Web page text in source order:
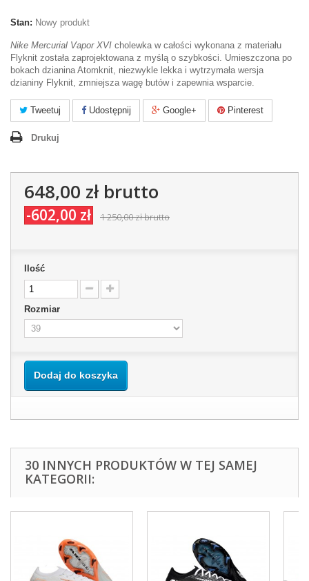
Stan: Nowy produkt
Nike Mercurial Vapor XVI cholewka w całości wykonana z materiału
Flyknit została zaprojektowana z myślą o szybkości. Umieszczona po
bokach dzianina Atomknit, niezwykle lekka i wytrzymała wersja
dzianiny Flyknit, zmniejsza wagę butów i zapewnia wsparcie.
Tweetuj Udostępnij Google+ Pinterest
Drukuj
648,00 złbrutto
-602,00 zł 1 250,00 złbrutto
Ilość
Rozmiar
Dodaj do koszyka
30 INNYCH PRODUKTÓW W TEJ SAMEJ
KATEGORII: